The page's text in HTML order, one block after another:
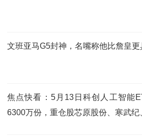
文班亚马G5封神，名嘴称他比詹皇
焦点快看：5月13日科创人工智能
6300万份，重仓股芯原股份、寒武纪